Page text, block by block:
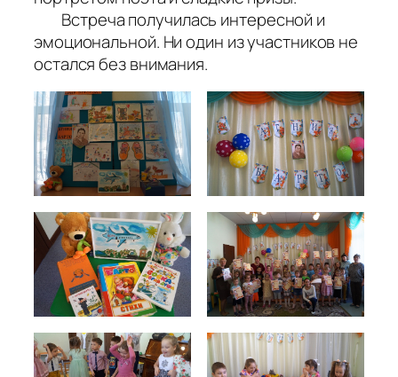
Встреча получилась интересной и
эмоциональной. Ни один из участников не
остался без внимания.